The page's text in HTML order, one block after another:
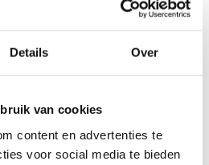
Details Over
van cookies
content en advertenties te
voor social media te bieden